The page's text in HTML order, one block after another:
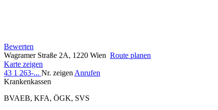
Bewerten
Wagramer Straße 2A, 1220 Wien Route planen
Karte zeigen
43 1 263-... Nr. zeigen Anrufen
Krankenkassen
BVAEB, KFA, ÖGK, SVS